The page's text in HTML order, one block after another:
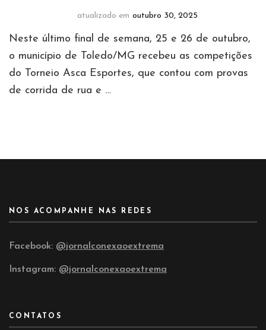
atualizado em outubro 30, 2025
Neste último final de semana, 25 e 26 de outubro,
o município de Toledo/MG recebeu as competições
do Torneio Asca Esportes, que contou com provas
de corrida de rua e …
NOS ACOMPANHE NAS REDES
Facebook: @jornalconexaoextrema
Instagram: @jornalconexaoextrema
CONTATOS